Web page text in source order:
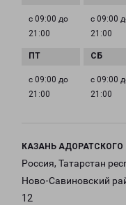
с 09:00 до
21:00
с 09:00
21:00
с 09:00 до
21:00
с 09:00
21:00
КАЗАНЬ АДОРАТСКОГО
Россия, Татарстан
Ново-Савиновский
12